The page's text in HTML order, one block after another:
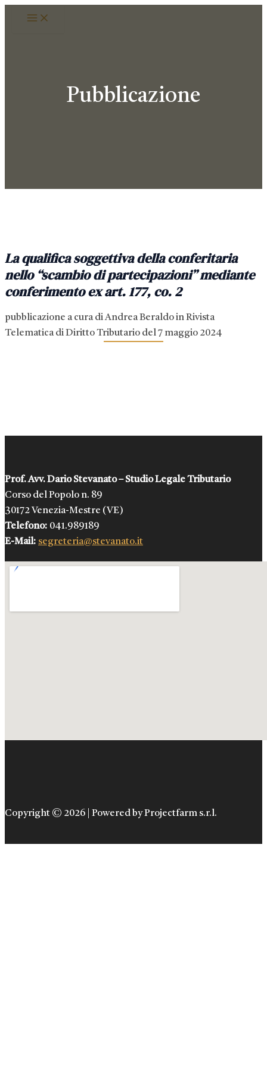
Main
Pubblicazione
La qualifica soggettiva della conferitaria
nello “scambio di partecipazioni” mediante
conferimento ex art. 177, co. 2
pubblicazione a cura di Andrea Beraldo in Rivista
Telematica di Diritto Tributario del 7 maggio 2024
Prof. Avv. Dario Stevanato – Studio Legale Tributario
Corso del Popolo n. 89
30172 Venezia-Mestre (VE)
Telefono: 041.989189
E-Mail: segreteria@stevanato.it
Copyright © 2026 | Powered by Projectfarm s.r.l.